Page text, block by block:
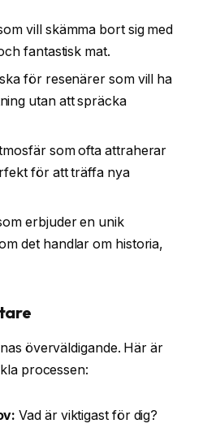
vill skämma bort sig med
fantastisk mat.
för resenärer som vill ha
utan att spräcka
som ofta attraherar
för att träffa nya
erbjuder en unik
det handlar om historia,
överväldigande. Här är
processen:
Vad är viktigast för dig?